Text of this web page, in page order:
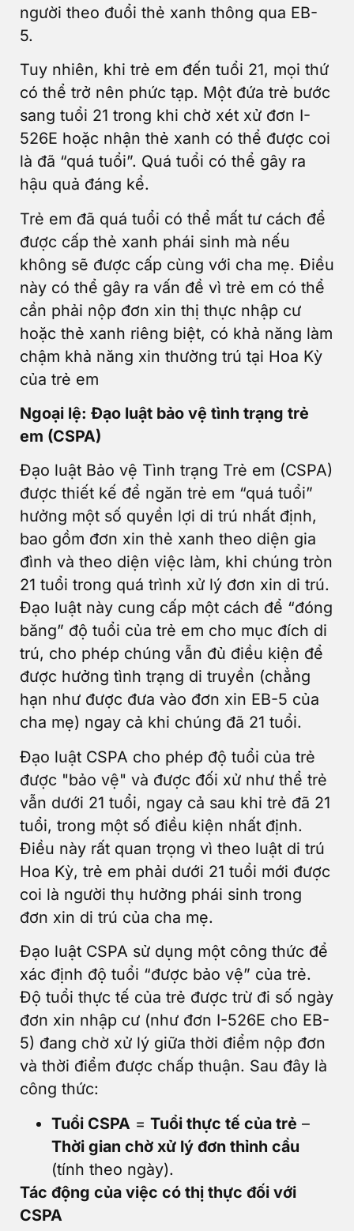
người theo đuổi thẻ xanh thông qua EB-
5.
Tuy nhiên, khi trẻ em đến tuổi 21, mọi thứ
có thể trở nên phức tạp. Một đứa trẻ bước
sang tuổi 21 trong khi chờ xét xử đơn I-
526E hoặc nhận thẻ xanh có thể được coi
là đã “quá tuổi”. Quá tuổi có thể gây ra
hậu quả đáng kể.
Trẻ em đã quá tuổi có thể mất tư cách để
được cấp thẻ xanh phái sinh mà nếu
không sẽ được cấp cùng với cha mẹ. Điều
này có thể gây ra vấn đề vì trẻ em có thể
cần phải nộp đơn xin thị thực nhập cư
hoặc thẻ xanh riêng biệt, có khả năng làm
chậm khả năng xin thường trú tại Hoa Kỳ
của trẻ em
Ngoại lệ: Đạo luật bảo vệ tình trạng trẻ
em (CSPA)
Đạo luật Bảo vệ Tình trạng Trẻ em (CSPA)
được thiết kế để ngăn trẻ em “quá tuổi”
hưởng một số quyền lợi di trú nhất định,
bao gồm đơn xin thẻ xanh theo diện gia
đình và theo diện việc làm, khi chúng tròn
21 tuổi trong quá trình xử lý đơn xin di trú.
Đạo luật này cung cấp một cách để “đóng
băng” độ tuổi của trẻ em cho mục đích di
trú, cho phép chúng vẫn đủ điều kiện để
được hưởng tình trạng di truyền (chẳng
hạn như được đưa vào đơn xin EB-5 của
cha mẹ) ngay cả khi chúng đã 21 tuổi.
Đạo luật CSPA cho phép độ tuổi của trẻ
được "bảo vệ" và được đối xử như thể trẻ
vẫn dưới 21 tuổi, ngay cả sau khi trẻ đã 21
tuổi, trong một số điều kiện nhất định.
Điều này rất quan trọng vì theo luật di trú
Hoa Kỳ, trẻ em phải dưới 21 tuổi mới được
coi là người thụ hưởng phái sinh trong
đơn xin di trú của cha mẹ.
Đạo luật CSPA sử dụng một công thức để
xác định độ tuổi “được bảo vệ” của trẻ.
Độ tuổi thực tế của trẻ được trừ đi số ngày
đơn xin nhập cư (như đơn I-526E cho EB-
5) đang chờ xử lý giữa thời điểm nộp đơn
và thời điểm được chấp thuận. Sau đây là
công thức:
Tuổi CSPA = Tuổi thực tế của trẻ –
Thời gian chờ xử lý đơn thỉnh cầu
(tính theo ngày).
Tác động của việc có thị thực đối với
CSPA